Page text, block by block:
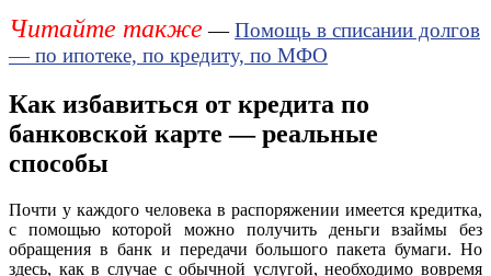
Читайте также —Помощь в списании долгов
— по ипотеке, по кредиту, по МФО
Как избавиться от кредита по
банковской карте — реальные
способы
Почти у каждого человека в распоряжении имеется кредитка,
с помощью которой можно получить деньги взаймы без
обращения в банк и передачи большого пакета бумаги. Но
здесь, как в случае с обычной услугой, необходимо вовремя